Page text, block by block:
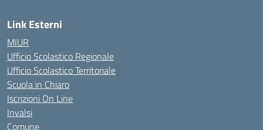
Link Esterni
MIUR
Ufficio Scolastico Regionale
Ufficio Scolastico Territoriale
Scuola in Chiaro
Iscrizioni On Line
Invalsi
Comune